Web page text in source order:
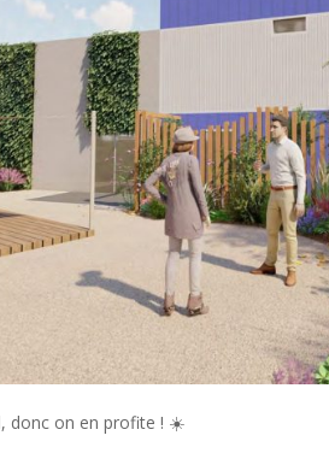
donc on en profite ! ☀️